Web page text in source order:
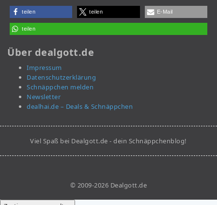
teilen teilen E-Mail
teilen
Über dealgott.de
Impressum
Datenschutzerklärung
Schnäppchen melden
Newsletter
dealhai.de – Deals & Schnäppchen
Viel Spaß bei Dealgott.de - dein Schnäppchenblog!
© 2009-2026 Dealgott.de